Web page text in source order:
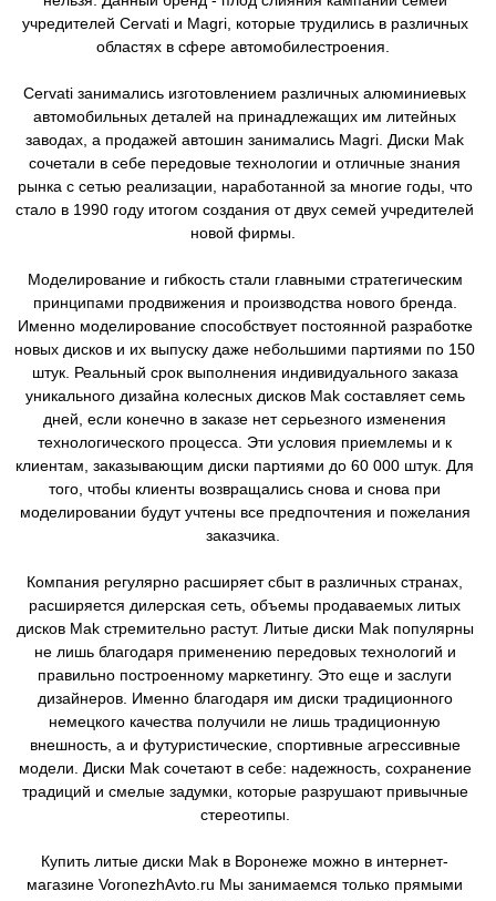
учредителей Cervati и Magri, которые трудились в различных
областях в сфере автомобилестроения.
Cervati занимались изготовлением различных алюминиевых
автомобильных деталей на принадлежащих им литейных
заводах, а продажей автошин занимались Magri. Диски Mak
сочетали в себе передовые технологии и отличные знания
рынка с сетью реализации, наработанной за многие годы, что
стало в 1990 году итогом создания от двух семей учредителей
новой фирмы.
Моделирование и гибкость стали главными стратегическим
принципами продвижения и производства нового бренда.
Именно моделирование способствует постоянной разработке
новых дисков и их выпуску даже небольшими партиями по 150
штук. Реальный срок выполнения индивидуального заказа
уникального дизайна колесных дисков Mak составляет семь
дней, если конечно в заказе нет серьезного изменения
технологического процесса. Эти условия приемлемы и к
клиентам, заказывающим диски партиями до 60 000 штук. Для
того, чтобы клиенты возвращались снова и снова при
моделировании будут учтены все предпочтения и пожелания
заказчика.
Компания регулярно расширяет сбыт в различных странах,
расширяется дилерская сеть, объемы продаваемых литых
дисков Mak стремительно растут. Литые диски Mak популярны
не лишь благодаря применению передовых технологий и
правильно построенному маркетингу. Это еще и заслуги
дизайнеров. Именно благодаря им диски традиционного
немецкого качества получили не лишь традиционную
внешность, а и футуристические, спортивные агрессивные
модели. Диски Mak сочетают в себе: надежность, сохранение
традиций и смелые задумки, которые разрушают привычные
стереотипы.
Купить литые диски Mak в Воронеже можно в интернет-
магазине VoronezhAvto.ru Мы занимаемся только прямыми